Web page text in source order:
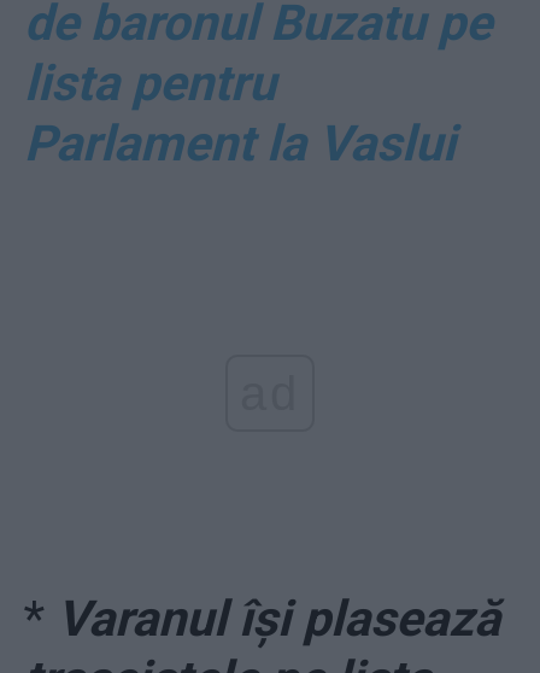
de baronul Buzatu pe
lista pentru
Parlament la Vaslui
* Varanul își plasează